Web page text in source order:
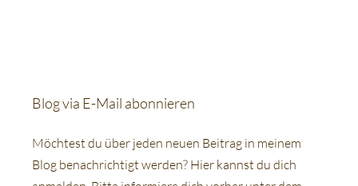
Blog via E-Mail abonnieren
Möchtest du über jeden neuen Beitrag in meinem
Blog benachrichtigt werden? Hier kannst du dich